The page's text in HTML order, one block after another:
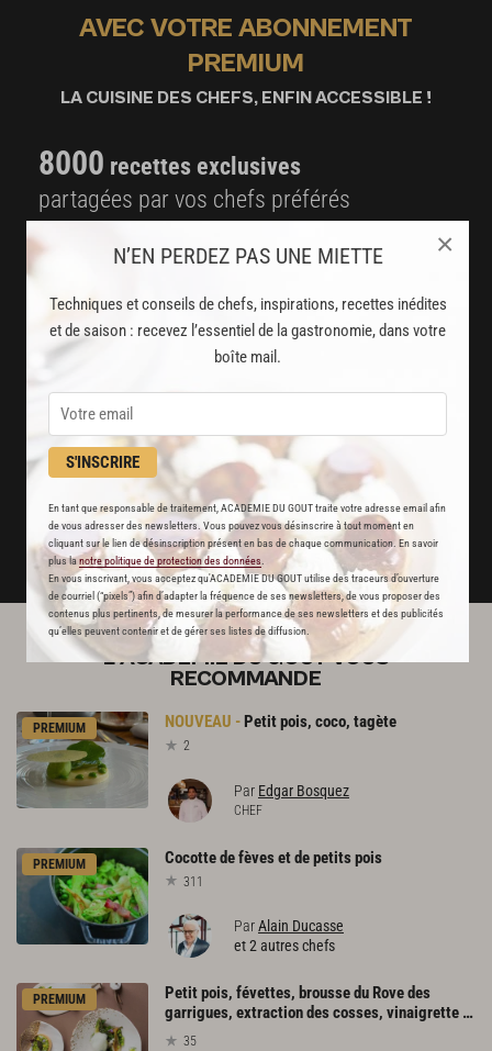
N’EN PERDEZ PAS UNE MIETTE
Techniques et conseils de chefs, inspirations, recettes inédites
et de saison : recevez l’essentiel de la gastronomie, dans votre
boîte mail.
S'INSCRIRE
En tant que responsable de traitement, ACADEMIE DU GOUT traite votre adresse email afin
de vous adresser des newsletters. Vous pouvez vous désinscrire à tout moment en
cliquant sur le lien de désinscription présent en bas de chaque communication. En savoir
plus lanotre politique de protection des données
En vous inscrivant, vous acceptez qu'ACADEMIE DU GOUT utilise des traceurs d’ouverture
de courriel (“pixels”) afin d’adapter la fréquence de ses newsletters, de vous proposer des
contenus plus pertinents, de mesurer la performance de ses newsletters et des publicités
qu’elles peuvent contenir et de gérer ses listes de diffusion.
×
AVEC VOTRE ABONNEMENT
PREMIUM
LA CUISINE DES CHEFS, ENFIN ACCESSIBLE !
8000 recettes exclusives
partagées par vos chefs préférés
2000
vidéos de recettes
Des nouveautés
disponibles chaque semaine
Stop pub
un service garanti sans publicité
JE M'ABONNE
DÉJÀ ABONNÉ(E) ? JE ME CONNECTE
L'ACADÉMIE DU GOÛT VOUS
RECOMMANDE
PREMIUM Petitpois, coco, tagète
2
Par Edgar Bosquez
CHEF
PREMIUM Cocottedefèvesetdepetitspois
311
ParAlain Ducasse
et 2 autres chefs
PREMIUM
Petit pois, févettes, brousse du Rove des
garrigues, extraction des cosses, vinaigrette tiède de truffe, fine tarte au caviar osciètre clair
35